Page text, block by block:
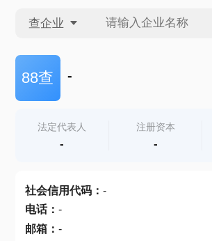
查企业
查企业
查产地
88查 -
法定代表人
-
注册资本
-
社会信用代码： -
电话： -
邮箱： -